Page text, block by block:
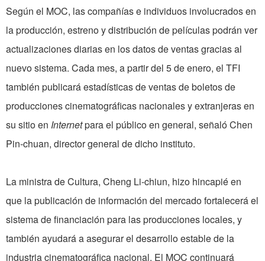
Según el MOC, las compañías e individuos involucrados en
la producción, estreno y distribución de películas podrán ver
actualizaciones diarias en los datos de ventas gracias al
nuevo sistema. Cada mes, a partir del 5 de enero, el TFI
también publicará estadísticas de ventas de boletos de
producciones cinematográficas nacionales y extranjeras en
su sitio en Internetpara el público en general, señaló Chen
Pin-chuan, director general de dicho instituto.
La ministra de Cultura, Cheng Li-chiun, hizo hincapié en
que la publicación de información del mercado fortalecerá el
sistema de financiación para las producciones locales, y
también ayudará a asegurar el desarrollo estable de la
industria cinematográfica nacional. El MOC continuará